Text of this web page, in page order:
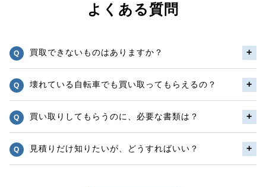
よくある質問
買取できないものはありますか？
壊れている自転車でも買い取ってもらえるの？
買い取りしてもらうのに、必要な書類は？
見積りだけ知りたいが、どうすればいい？